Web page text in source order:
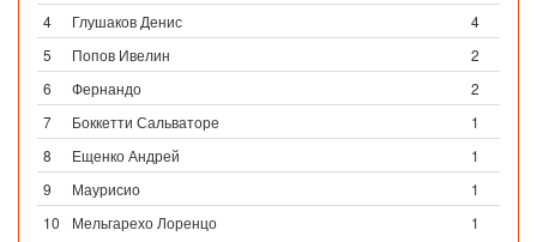
4
Глушаков Денис
4
5
Попов Ивелин
2
6
Фернандо
2
7
Боккетти Сальваторе
1
8
Ещенко Андрей
1
9
Маурисио
1
10
Мельгарехо Лоренцо 1